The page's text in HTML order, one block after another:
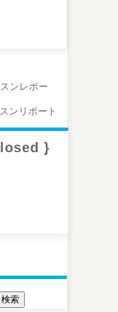
ンレポー
ンリポート
}
検索